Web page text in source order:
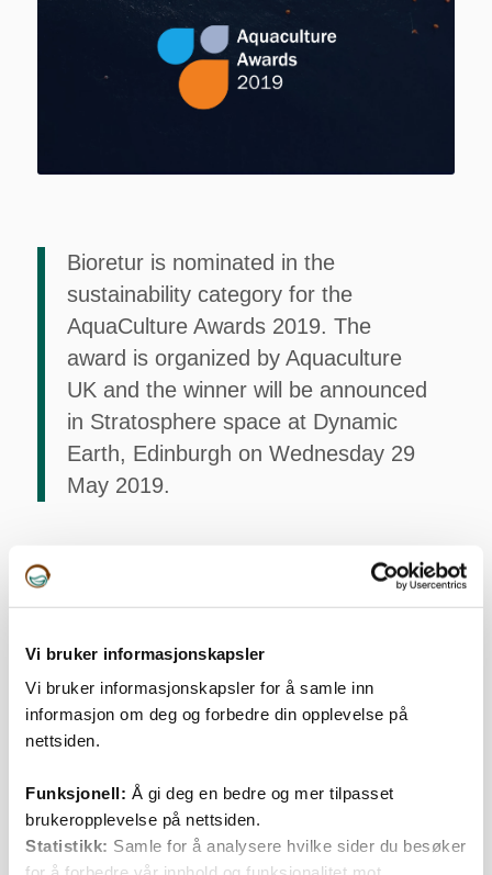
Vi bruker informasjonskapsler
Vi bruker informasjonskapsler for å samle inn
informasjon om deg og forbedre din opplevelse på
nettsiden.
Funksjonell: Å gi deg en bedre og mer tilpasset
brukeropplevelse på nettsiden.
Statistikk: Samle for å analysere hvilke sider du besøker
Bioretur is nominated in the
sustainability category for the
AquaCulture Awards 2019. The
award is organized by Aquaculture
UK and the winner will be announced
in Stratosphere space at Dynamic
Earth, Edinburgh on Wednesday 29
May 2019.
The Aquaculture Sustainability Award will be
presented to the organisation that is able to
environmental, ethical and economic sustainability of
the industry. All entrants will need to highlight ways
they are addressing each of the three E’s.
Abonner på vårt nyhetsbrev
Fornavn